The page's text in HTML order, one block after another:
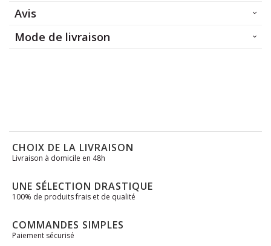
Avis
Mode de livraison
CHOIX DE LA LIVRAISON
Livraison à domicile en 48h
UNE SÉLECTION DRASTIQUE
100% de produits frais et de qualité
COMMANDES SIMPLES
Paiement sécurisé